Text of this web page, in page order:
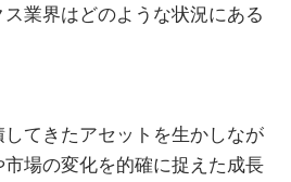
業界はどのような状況にある
てきたアセットを生かしなが
場の変化を的確に捉えた成長